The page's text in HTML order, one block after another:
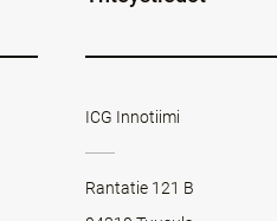
ICG Innotiimi
Rantatie 121 B